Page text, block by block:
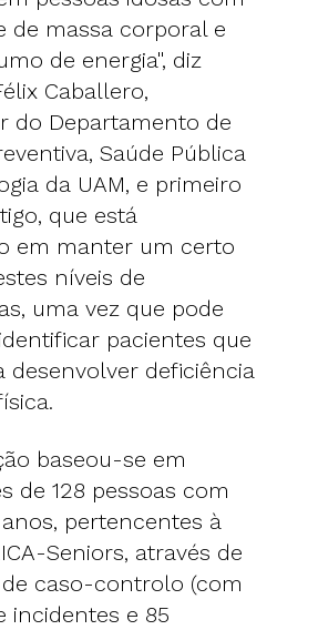
de massa corporal e
de energia", diz
Caballero,
do Departamento de
Saúde Pública
da UAM, e primeiro
que está
em manter um certo
níveis de
uma vez que pode
pacientes que
desenvolver deficiência
baseou-se em
de 128 pessoas com
pertencentes à
Seniors, através de
caso-controlo (com
incidentes e 85